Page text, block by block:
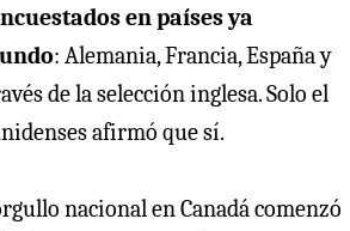
en países ya
: Alemania, Francia, España y
de la selección inglesa. Solo el
afirmó que sí.
nacional en Canadá comenzó